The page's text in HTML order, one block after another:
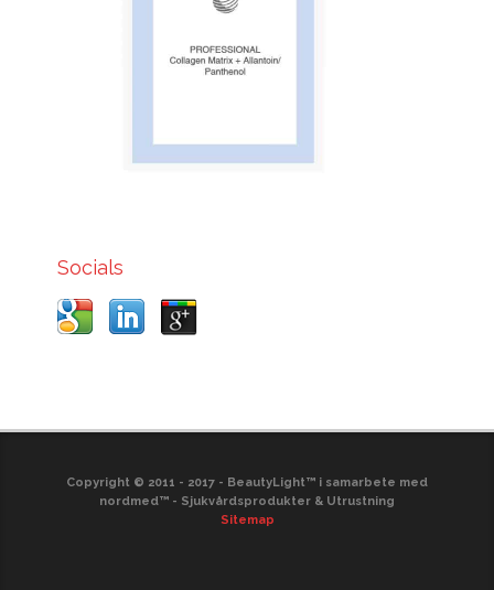
Socials
Copyright © 2011 - 2017 - BeautyLight™ i samarbete med
nordmed™ - Sjukvårdsprodukter & Utrustning
Sitemap